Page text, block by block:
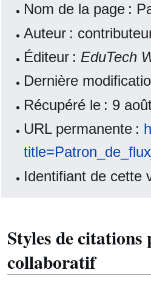
Nom de la page :
Auteur :
Éditeur : EduTech
Dernière
Récupéré le : 9
URL permanente :
Identifiant de cette
Styles de
collaboratif